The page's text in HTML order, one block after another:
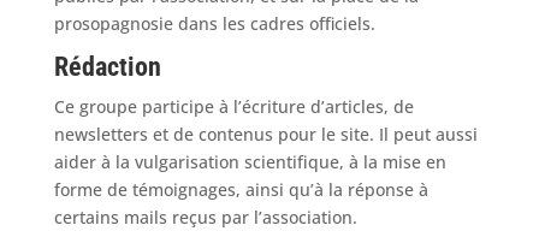
prosopagnosie dans les cadres officiels.
Rédaction
Ce groupe participe à l’écriture d’articles, de
newsletters et de contenus pour le site. Il peut aussi
aider à la vulgarisation scientifique, à la mise en
forme de témoignages, ainsi qu’à la réponse à
certains mails reçus par l’association.